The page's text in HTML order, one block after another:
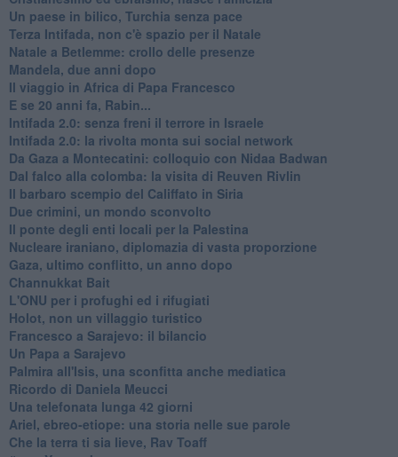
Un paese in bilico, Turchia senza pace
Terza Intifada, non c'è spazio per il Natale
Natale a Betlemme: crollo delle presenze
Mandela, due anni dopo
Il viaggio in Africa di Papa Francesco
E se 20 anni fa, Rabin...
Intifada 2.0: senza freni il terrore in Israele
Intifada 2.0: la rivolta monta sui social network
Da Gaza a Montecatini: colloquio con Nidaa Badwan
Dal falco alla colomba: la visita di Reuven Rivlin
Il barbaro scempio del Califfato in Siria
Due crimini, un mondo sconvolto
Il ponte degli enti locali per la Palestina
Nucleare iraniano, diplomazia di vasta proporzione
Gaza, ultimo conflitto, un anno dopo
Channukkat Bait
L'ONU per i profughi ed i rifugiati
Holot, non un villaggio turistico
Francesco a Sarajevo: il bilancio
Un Papa a Sarajevo
Palmira all'Isis, una sconfitta anche mediatica
Ricordo di Daniela Meucci
​Una telefonata lunga 42 giorni
​Ariel, ebreo-etiope: una storia nelle sue parole
Che la terra ti sia lieve, Rav Toaff